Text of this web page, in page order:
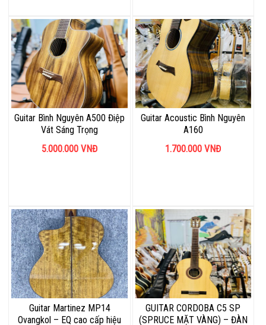
Guitar Bình Nguyên A500 Điệp
Vát Sáng Trọng
5.000.000 VNĐ
Guitar Acoustic Bình Nguyên
A160
1.700.000 VNĐ
Guitar Martinez MP14
Ovangkol – EQ cao cấp hiệu
GUITAR CORDOBA C5 SP
(SPRUCE MẶT VÀNG) – ĐÀN